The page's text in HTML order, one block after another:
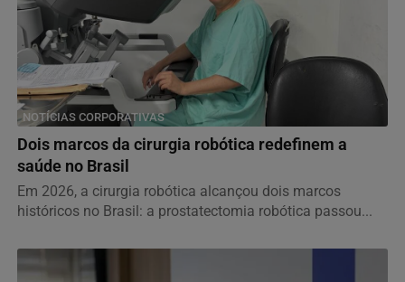
NOTÍCIAS CORPORATIVAS
Dois marcos da cirurgia robótica redefinem a
saúde no Brasil
Em 2026, a cirurgia robótica alcançou dois marcos
históricos no Brasil: a prostatectomia robótica passou...